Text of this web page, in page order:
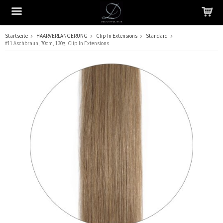
Das Produkt wurde in Ihren Warenkorb gelegt
Startseite HAARVERLÄNGERUNG Clip In Extensions
Standard
#11 Aschbraun, 70cm, 130g, Clip In Extensions